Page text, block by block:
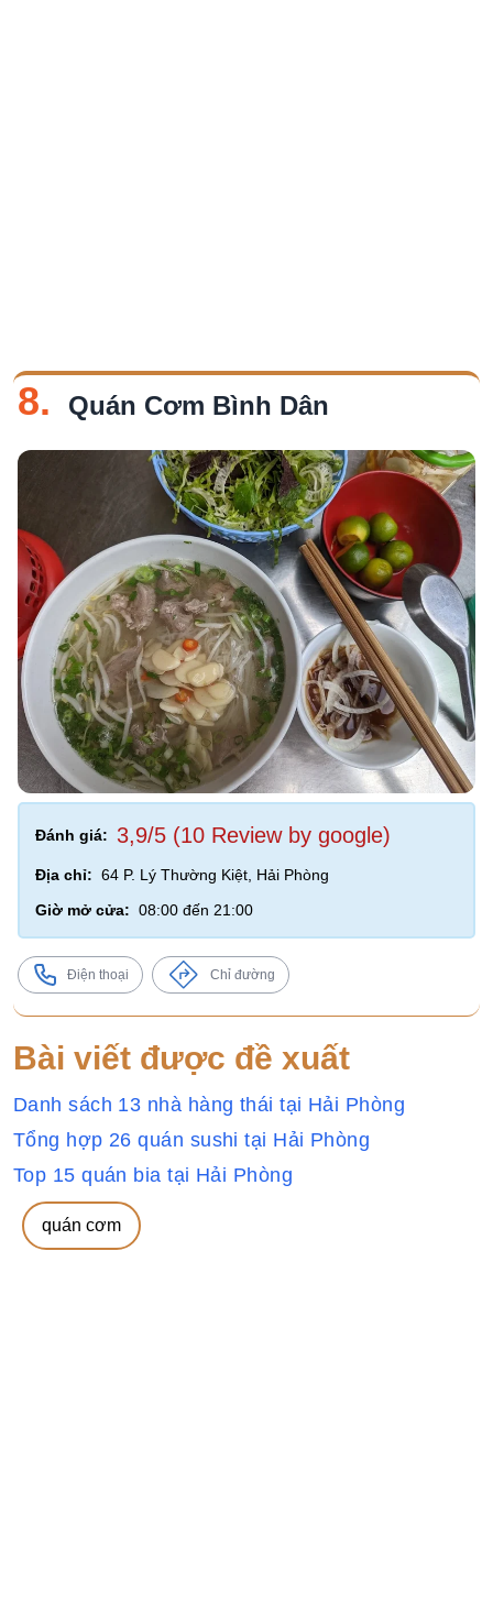
8. Quán Cơm Bình Dân
Đánh giá: 3,9/5 (10 Review by google)
Địa chỉ: 64 P. Lý Thường Kiệt, Hải Phòng
Giờ mở cửa: 08:00 đến 21:00
Điện thoại Chỉ đường
Bài viết được đề xuất
Danh sách 13 nhà hàng thái tại Hải Phòng
Tổng hợp 26 quán sushi tại Hải Phòng
Top 15 quán bia tại Hải Phòng
quán cơm